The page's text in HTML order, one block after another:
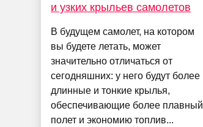
и узких крыльев самолетов
В будущем самолет, на котором
вы будете летать, может
значительно отличаться от
сегодняшних: у него будут более
длинные и тонкие крылья,
обеспечивающие более плавный
полет и экономию топлив...